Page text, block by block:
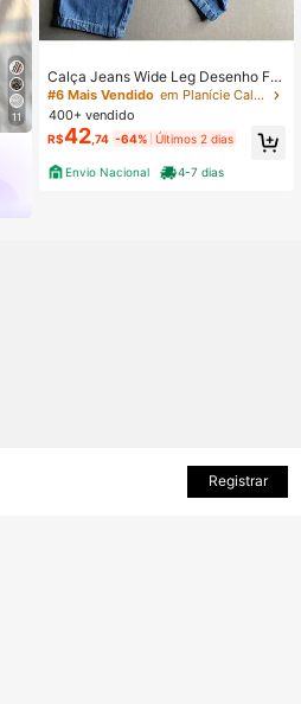
11
Calça Jeans Wide Leg Desenho Flo
r Infantil Juvenil Menina
#6 Mais Vendido
em Planície Calças para meninas
400+ vendido
R$42 ,74 -64% Últimos 2 dias
Envio Nacional 4-7 dias
ADICIONAR AO CARRINHORegistrar